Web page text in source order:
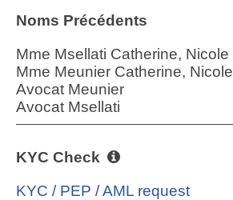
Noms Précédents
Mme Msellati Catherine, Nicole
Mme Meunier Catherine, Nicole
Avocat Meunier
Avocat Msellati
KYC Check
KYC / PEP / AML request